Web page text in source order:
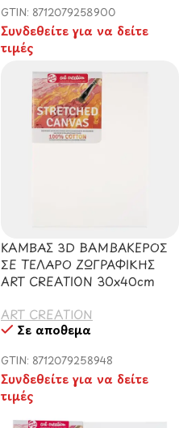
GTIN: 8712079258900
Συνδεθείτε για να δείτε
τιμές
ΚΑΜΒΑΣ 3D ΒΑΜΒΑΚΕΡΟΣ
ΣΕ ΤΕΛΑΡΟ ΖΩΓΡΑΦΙΚΗΣ
ART CREATION 30x40cm
ART CREATION
Σε απόθεμα
GTIN: 8712079258948
Συνδεθείτε για να δείτε
τιμές